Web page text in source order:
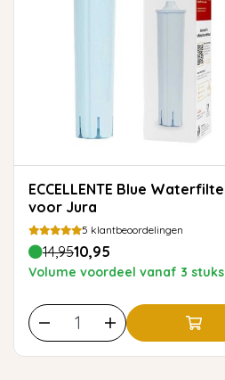
ECCELLENTE Blue Waterfilter
voor Jura
5 klantbeoordelingen
14,9510,95
Volume voordeel vanaf 3 stuks